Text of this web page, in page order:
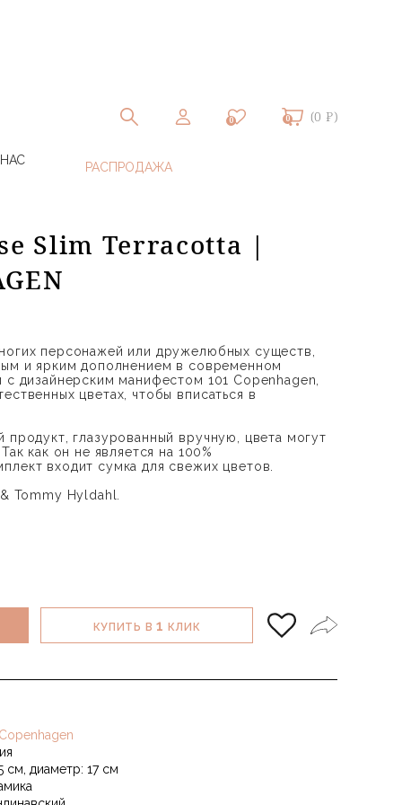
0 0 (0 ₽)
Slim Terracotta |
персонажей или дружелюбных существ,
и ярким дополнением в современном
с дизайнерским манифестом 101 Copenhagen,
цветах, чтобы вписаться в
продукт, глазурованный вручную, цвета могут
как он не является на 100%
входит сумка для свежих цветов.
Tommy Hyldahl.
КУПИТЬ В1 КЛИК
см, диаметр: 17 см